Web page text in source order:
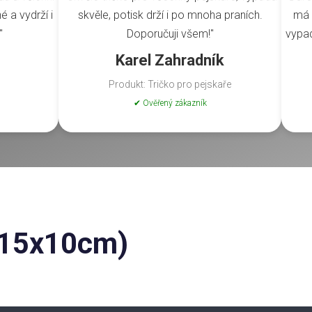
a vydrží i
skvěle, potisk drží i po mnoha praních.
Doporučuji všem!"
Karel Zahradník
Produkt: Tričko pro pejskaře
✔ Ověřený zákazník
má